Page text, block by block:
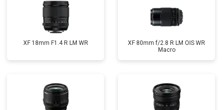
XF 18mm F1.4 R LM WR
XF 80mm f/2.8 R LM OIS WR
Macro